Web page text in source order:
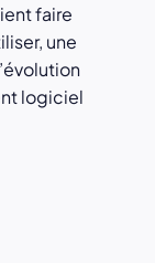
faire
une
logiciel